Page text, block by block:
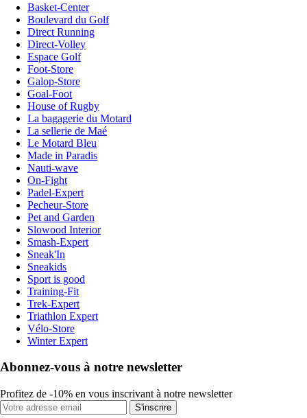
Basket-Center
Boulevard du Golf
Direct Running
Direct-Volley
Espace Golf
Foot-Store
Galop-Store
Goal-Foot
House of Rugby
La bagagerie du Motard
La sellerie de Maé
Le Motard Bleu
Made in Paradis
Nauti-wave
On-Fight
Padel-Expert
Pecheur-Store
Pet and Garden
Slowood Interior
Smash-Expert
Sneak'In
Sneakids
Sport is good
Training-Fit
Trek-Expert
Triathlon Expert
Vélo-Store
Winter Expert
Abonnez-vous à notre newsletter
Profitez de -10% en vous inscrivant à notre newsletter
S'inscrire